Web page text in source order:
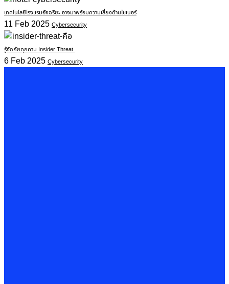
เทคโนโลยีโรงแรมอัจฉริยะ อาจมาพร้อมความเสี่ยงด้านไซเบอร์
11 Feb 2025 Cybersecurity
รู้จักภัยคุกคาม Insider Threat
6 Feb 2025 Cybersecurity